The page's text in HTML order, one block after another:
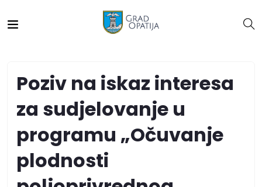
Poziv na iskaz interesa
za sudjelovanje u
programu „Očuvanje
plodnosti